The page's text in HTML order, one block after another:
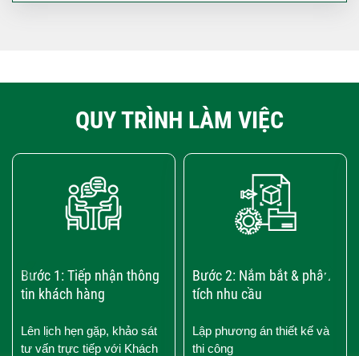
QUY TRÌNH LÀM VIỆC
Bước 1: Tiếp nhận thông
tin khách hàng
Lên lịch hẹn gặp, khảo sát
tư vấn trực tiếp với Khách
Bước 2: Nắm bắt & phân
tích nhu cầu
Lập phương án thiết kế và
thi công
›
‹